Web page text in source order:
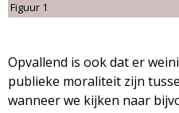
Figuur 1
Opvallend is ook dat er
publieke moraliteit zijn
wanneer we kijken naar